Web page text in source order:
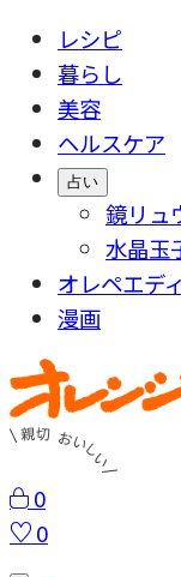
レシピ
暮らし
美容
ヘルスケア
占い
鏡リュ
水晶玉
オレペエデ
漫画
0
0